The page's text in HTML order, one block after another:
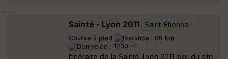
Sainté - Lyon 2011 Saint-Étienne
Course à pied
68 km
1200 m
Itinéraire de la Sainté-Lyon 2011 issu du site